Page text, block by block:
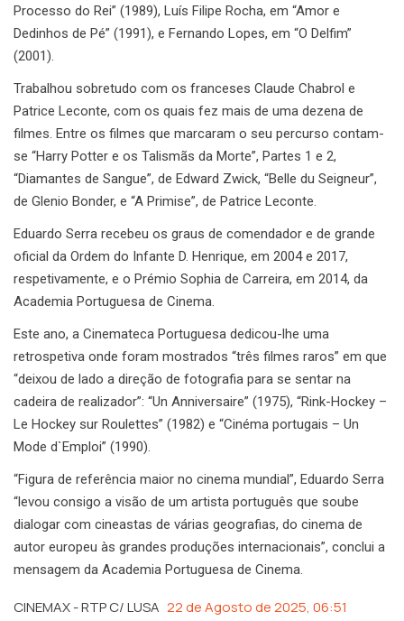
Processo do Rei” (1989), Luís Filipe Rocha, em “Amor e
Dedinhos de Pé” (1991), e Fernando Lopes, em “O Delfim”
(2001).
Trabalhou sobretudo com os franceses Claude Chabrol e
Patrice Leconte, com os quais fez mais de uma dezena de
filmes. Entre os filmes que marcaram o seu percurso contam-
se “Harry Potter e os Talismãs da Morte”, Partes 1 e 2,
“Diamantes de Sangue”, de Edward Zwick, “Belle du Seigneur”,
de Glenio Bonder, e “A Primise”, de Patrice Leconte.
Eduardo Serra recebeu os graus de comendador e de grande
oficial da Ordem do Infante D. Henrique, em 2004 e 2017,
respetivamente, e o Prémio Sophia de Carreira, em 2014, da
Academia Portuguesa de Cinema.
Este ano, a Cinemateca Portuguesa dedicou-lhe uma
retrospetiva onde foram mostrados “três filmes raros” em que
“deixou de lado a direção de fotografia para se sentar na
cadeira de realizador”: “Un Anniversaire” (1975), “Rink-Hockey –
Le Hockey sur Roulettes” (1982) e “Cinéma portugais – Un
Mode d`Emploi” (1990).
“Figura de referência maior no cinema mundial”, Eduardo Serra
“levou consigo a visão de um artista português que soube
dialogar com cineastas de várias geografias, do cinema de
autor europeu às grandes produções internacionais”, conclui a
mensagem da Academia Portuguesa de Cinema.
CINEMAX - RTP C/ LUSA 22 de Agosto de 2025, 06:51